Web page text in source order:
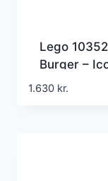
Lego
Burger –
1.630 kr.